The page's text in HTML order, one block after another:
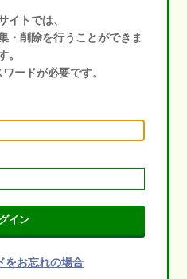
イトでは、
・削除を行うことができま
。
ードが必要です。
イン
をお忘れの場合